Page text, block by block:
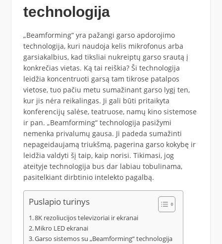
technologija
„Beamforming“ yra pažangi garso apdorojimo
technologija, kuri naudoja kelis mikrofonus arba
garsiakalbius, kad tiksliai nukreiptų garso srautą į
konkrečias vietas. Ką tai reiškia? Ši technologija
leidžia koncentruoti garsą tam tikrose patalpos
vietose, tuo pačiu metu sumažinant garso lygį ten,
kur jis nėra reikalingas. Ji gali būti pritaikyta
konferencijų salėse, teatruose, namų kino sistemose
ir pan. „Beamforming“ technologija pasižymi
nemenka privalumų gausa. Ji padeda sumažinti
nepageidaujamą triukšmą, pagerina garso kokybę ir
leidžia valdyti šį taip, kaip norisi. Tikimasi, jog
ateityje technologija bus dar labiau tobulinama,
pasitelkiant dirbtinio intelekto pagalbą.
Puslapio turinys
8K rezoliucijos televizoriai ir ekranai
Mikro LED ekranai
Garso sistemos su „Beamforming“ technologija